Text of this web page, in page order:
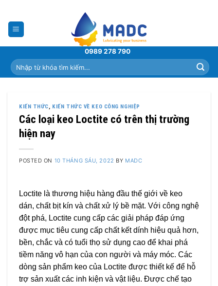
content
0989 278 790
Tìm
kiếm:
KIẾN THỨC, KIẾN THỨC VỀ KEO CÔNG NGHIỆP
Các loại keo Loctite có trên thị trường
hiện nay
POSTED ON 10 THÁNG SÁU, 2022 BY MADC
Loctite là thương hiệu hàng đầu thế giới về keo
dán, chất bịt kín và chất xử lý bề mặt. Với công nghệ
đột phá, Loctite cung cấp các giải pháp đáp ứng
được mục tiêu cung cấp chất kết dính hiệu quả hơn,
bền, chắc và có tuổi thọ sử dụng cao để khai phá
tiềm năng vô hạn của con người và máy móc. Các
dòng sản phẩm keo của Loctite được thiết kế để hỗ
trợ sản xuất các inh kiện và vật liệu. Được chế tạo